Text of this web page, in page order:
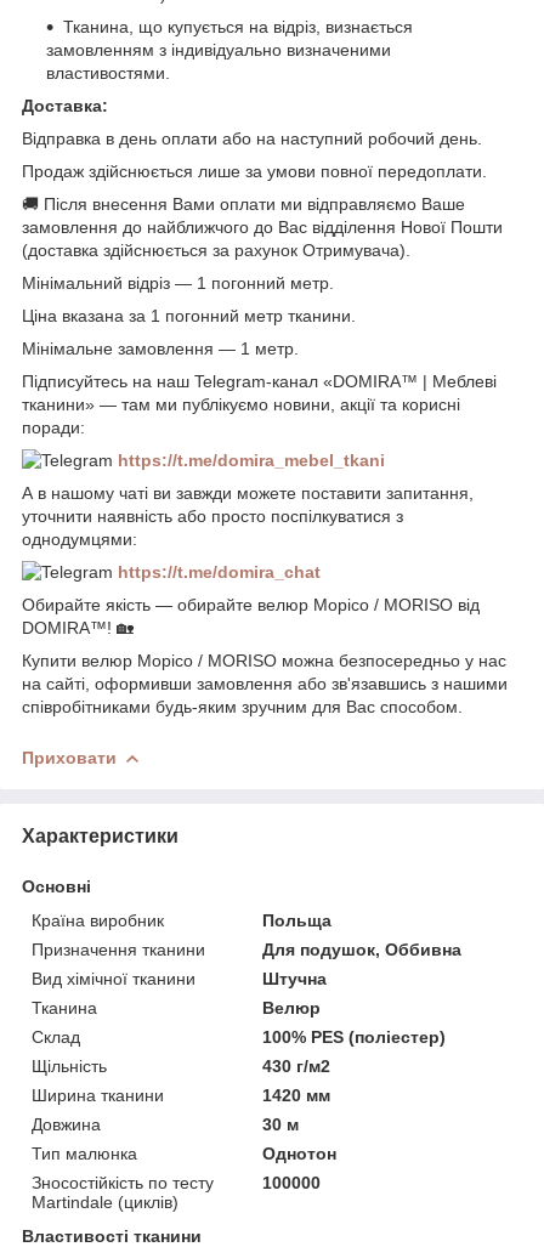
Тканина, що купується на відріз, визнається
замовленням з індивідуально визначеними
властивостями.
Доставка:
Відправка в день оплати або на наступний робочий день.
Продаж здійснюється лише за умови повної передоплати.
🚚 Після внесення Вами оплати ми відправляємо Ваше
замовлення до найближчого до Вас відділення Нової Пошти
(доставка здійснюється за рахунок Отримувача).
Мінімальний відріз — 1 погонний метр.
Ціна вказана за 1 погонний метр тканини.
Мінімальне замовлення — 1 метр.
Підписуйтесь на наш Telegram-канал «DOMIRA™ | Меблеві
тканини» — там ми публікуємо новини, акції та корисні
поради:
https://t.me/domira_mebel_tkani
А в нашому чаті ви завжди можете поставити запитання,
уточнити наявність або просто поспілкуватися з
однодумцями:
https://t.me/domira_chat
Обирайте якість — обирайте велюр Морісо / MORISO від
DOMIRA™! 🏡
Купити велюр Морісо / MORISO можна безпосередньо у нас
на сайті, оформивши замовлення або зв'язавшись з нашими
співробітниками будь-яким зручним для Вас способом.
Приховати
Характеристики
Основні
Країна виробник
Польща
Призначення тканини
Для подушок, Оббивна
Вид хімічної тканини
Штучна
Тканина
Велюр
Склад
100% PES (поліестер)
Щільність
430 г/м2
Ширина тканини
1420 мм
Довжина
30 м
Тип малюнка
Однотон
Зносостійкість по тесту
Martindale (циклів)
100000
Властивості тканини